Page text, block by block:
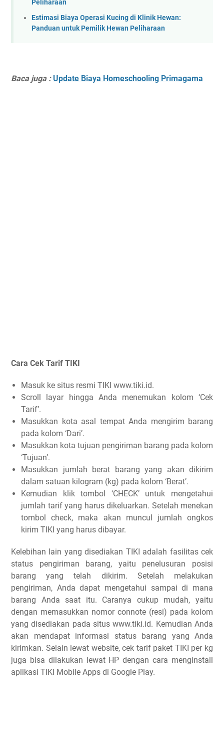
Peliharaan
Estimasi Biaya Operasi Kucing di Klinik Hewan:
Panduan untuk Pemilik Hewan Peliharaan
Baca juga : Update Biaya Homeschooling Primagama
Cara Cek Tarif TIKI
Masuk ke situs resmi TIKI www.tiki.id.
Scroll layar hingga Anda menemukan kolom ‘Cek
Tarif’.
Masukkan kota asal tempat Anda mengirim barang
pada kolom ‘Dari’.
Masukkan kota tujuan pengiriman barang pada kolom
‘Tujuan’.
Masukkan jumlah berat barang yang akan dikirim
dalam satuan kilogram (kg) pada kolom ‘Berat’.
Kemudian klik tombol ‘CHECK’ untuk mengetahui
jumlah tarif yang harus dikeluarkan. Setelah menekan
tombol check, maka akan muncul jumlah ongkos
kirim TIKI yang harus dibayar.
Kelebihan lain yang disediakan TIKI adalah fasilitas cek
status pengiriman barang, yaitu penelusuran posisi
barang yang telah dikirim. Setelah melakukan
pengiriman, Anda dapat mengetahui sampai di mana
barang Anda saat itu. Caranya cukup mudah, yaitu
dengan memasukkan nomor connote (resi) pada kolom
yang disediakan pada situs www.tiki.id. Kemudian Anda
akan mendapat informasi status barang yang Anda
kirimkan. Selain lewat website, cek tarif paket TIKI per kg
juga bisa dilakukan lewat HP dengan cara menginstall
aplikasi TIKI Mobile Apps di Google Play.